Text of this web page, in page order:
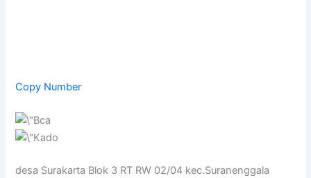
Copy Number
desa Surakarta Blok 3 RT RW 02/04 kec.Suranenggala